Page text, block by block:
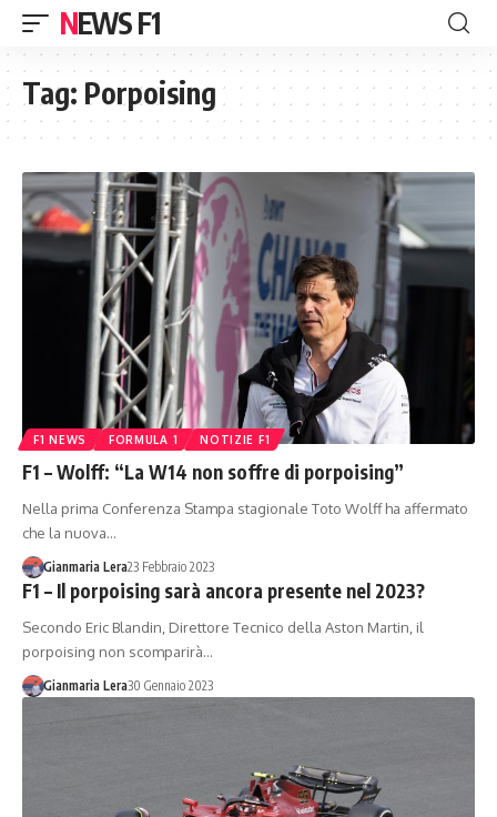
NEWS F1
Tag: Porpoising
F1 NEWS FORMULA 1 NOTIZIE F1
F1 – Wolff: “La W14 non soffre di porpoising”
Nella prima Conferenza Stampa stagionale Toto Wolff ha affermato
che la nuova…
Gianmaria Lera23 Febbraio 2023
F1 – Il porpoising sarà ancora presente nel 2023?
Secondo Eric Blandin, Direttore Tecnico della Aston Martin, il
porpoising non scomparirà…
Gianmaria Lera30 Gennaio 2023